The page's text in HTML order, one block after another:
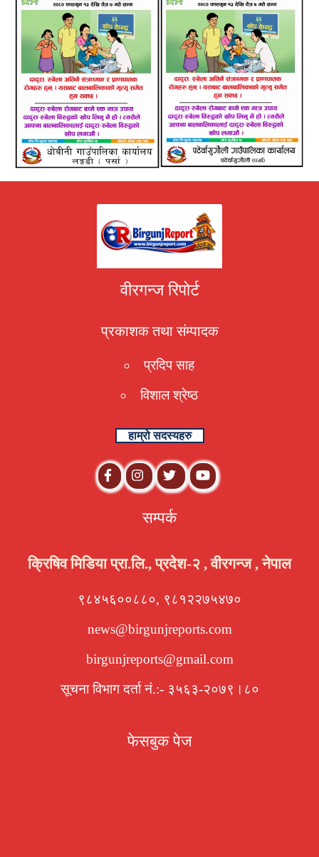
वीरगन्ज रिपोर्ट
प्रकाशक तथा संम्पादक
प्रदिप साह
विशाल श्रेष्ठ
हाम्रो सदस्यहरु
सम्पर्क
क्रिषिव मिडिया प्रा.लि., प्रदेश-२ , वीरगन्ज , नेपाल
९८४५६००८८०, ९८१२२७५४७०
news@birgunjreports.com
birgunjreports@gmail.com
सूचना विभाग दर्ता नं.:- ३५६३-२०७९।८०
फेसबुक पेज